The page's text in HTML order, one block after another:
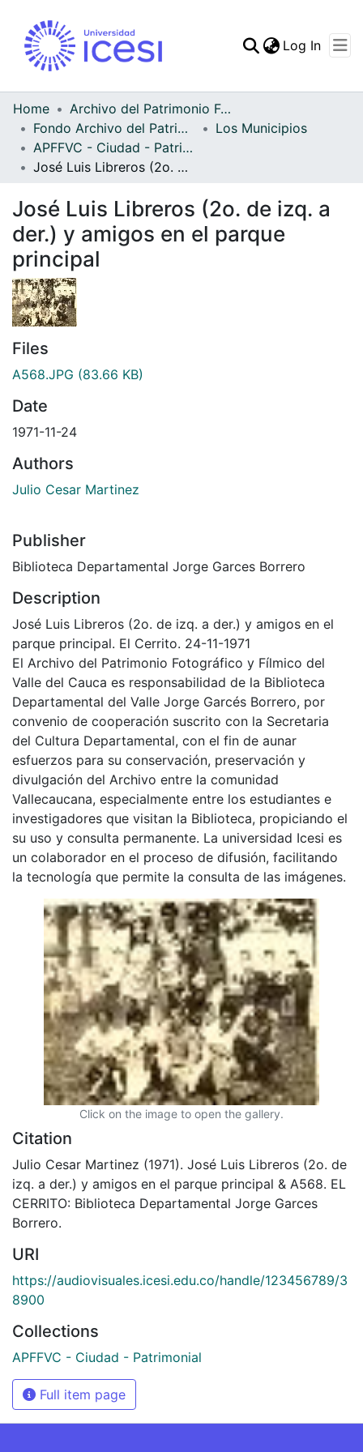
Statistics
Log In
Home
Archivo del Patrimonio Fotográfico y Fílmico del Valle del Cauca
Fondo Archivo del Patrimonio Fotográfico y Fílmico del Valle del Cauca
Los Municipios
APFFVC - Ciudad - Patrimonial
José Luis Libreros (2o. de izq. a der.) y amigos en el parque principal
José Luis Libreros (2o. de izq. a
der.) y amigos en el parque
principal
Files
A568.JPG (83.66 KB)
Date
1971-11-24
Authors
Julio Cesar Martinez
Publisher
Biblioteca Departamental Jorge Garces Borrero
Description
José Luis Libreros (2o. de izq. a der.) y amigos en el
parque principal. El Cerrito. 24-11-1971
El Archivo del Patrimonio Fotográfico y Fílmico del
Valle del Cauca es responsabilidad de la Biblioteca
Departamental del Valle Jorge Garcés Borrero, por
convenio de cooperación suscrito con la Secretaria
del Cultura Departamental, con el fin de aunar
esfuerzos para su conservación, preservación y
divulgación del Archivo entre la comunidad
Vallecaucana, especialmente entre los estudiantes e
investigadores que visitan la Biblioteca, propiciando el
su uso y consulta permanente. La universidad Icesi es
un colaborador en el proceso de difusión, facilitando
la tecnología que permite la consulta de las imágenes.
Click on the image to open the gallery.
Citation
Julio Cesar Martinez (1971). José Luis Libreros (2o. de
izq. a der.) y amigos en el parque principal & A568. EL
CERRITO: Biblioteca Departamental Jorge Garces
Borrero.
URI
https://audiovisuales.icesi.edu.co/handle/123456789/3
8900
Collections
APFFVC - Ciudad - Patrimonial
Full item page